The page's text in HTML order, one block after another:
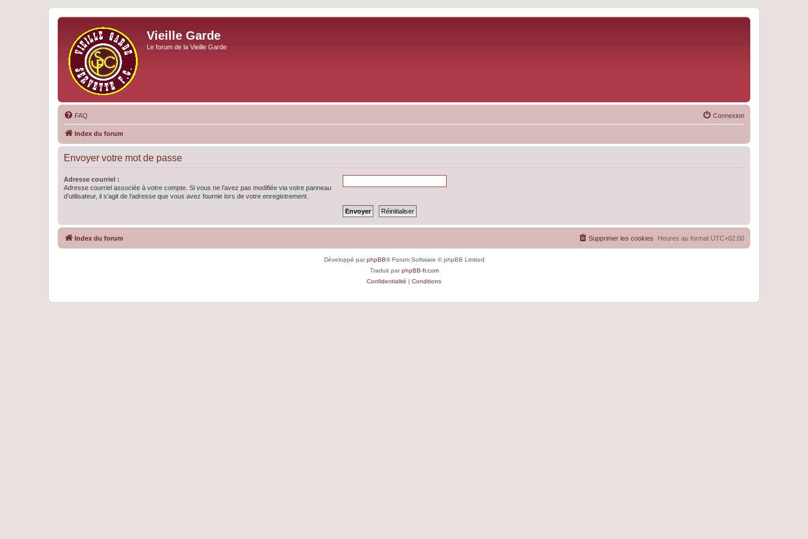
Vieille Garde
Le forum de la Vieille Garde
FAQ Connexion
Index du forum
Envoyer votre mot de passe
Adresse courriel :
Adresse courriel associée à votre compte. Si vous ne l’avez pas modifiée via votre panneau
d’utilisateur, il s’agit de l’adresse que vous avez fournie lors de votre enregistrement.
Index du forum Heures au format UTC+02:00
Supprimer les cookies
Développé parphpBB® Forum Software © phpBB Limited
Traduit parphpBB-fr.com
Confidentialité | Conditions